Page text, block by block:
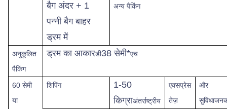
बैग अंदर + 1
पन्नी बैग बाहर
ड्रम में
अन्य पैकिंग
अनुकूलित
पैकिंग
ड्रम का आकारडी38 सेमी*एच
60 सेमी
या
शिपिंग
1-50
किग्राअंतर्राष्ट्रीय
एक्सप्रेस
तेज़
और